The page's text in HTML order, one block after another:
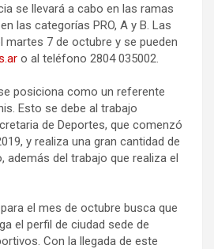
se llevará a cabo en las ramas
las categorías PRO, A y B. Las
martes 7 de octubre y se pueden
o al teléfono 2804 035002.
posiciona como un referente
Esto se debe al trabajo
de Deportes, que comenzó
y realiza una gran cantidad de
además del trabajo que realiza el
el mes de octubre busca que
el perfil de ciudad sede de
Con la llegada de este